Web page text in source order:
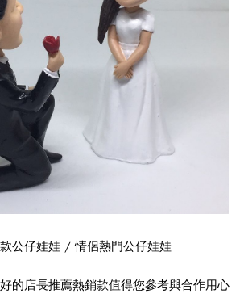
公仔娃娃 / 情侶熱門公仔娃娃
的店長推薦熱銷款值得您參考與合作用心